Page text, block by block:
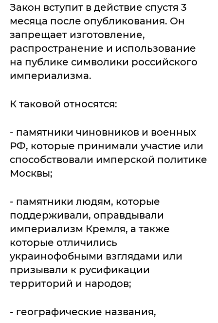
Закон вступит в действие спустя 3
месяца после опубликования. Он
запрещает изготовление,
распространение и использование
на публике символики российского
империализма.
К таковой относятся:
- памятники чиновников и военных
РФ, которые принимали участие или
способствовали имперской политике
Москвы;
- памятники людям, которые
поддерживали, оправдывали
империализм Кремля, а также
которые отличились
украинофобными взглядами или
призывали к русификации
территорий и народов;
- географические названия,